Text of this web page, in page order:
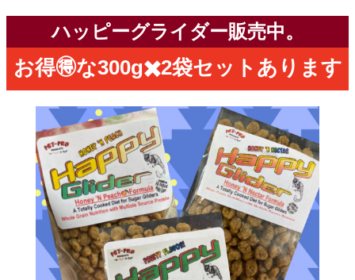
ハッピーグライダー販売中。
お得🉐な300g✖️2袋セットあります